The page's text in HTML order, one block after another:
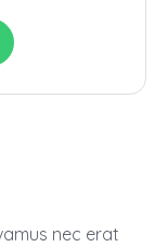
nec erat